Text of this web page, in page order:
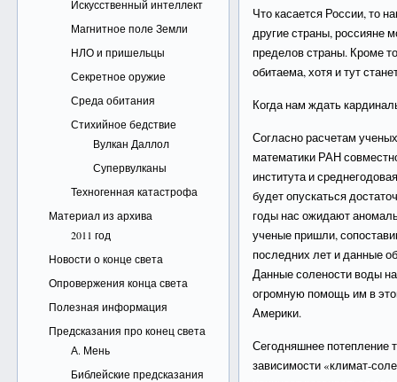
Искусственный интеллект
Магнитное поле Земли
НЛО и пришельцы
Секретное оружие
Среда обитания
Стихийное бедствие
Вулкан Даллол
Супервулканы
Техногенная катастрофа
Материал из архива
2011 год
Новости о конце света
Опровержения конца света
Полезная информация
Предсказания про конец света
А. Мень
Библейские предсказания
Что касается России, то
другие страны, россияне
пределов страны. Кроме
обитаема, хотя и тут
Когда нам ждать
Согласно расчетам
математики РАН
института и
будет опускаться
годы нас ожидают
ученые пришли,
последних лет и данные
Данные солености воды
огромную помощь им в
Америки.
Сегодняшнее потепление
зависимости «климат-